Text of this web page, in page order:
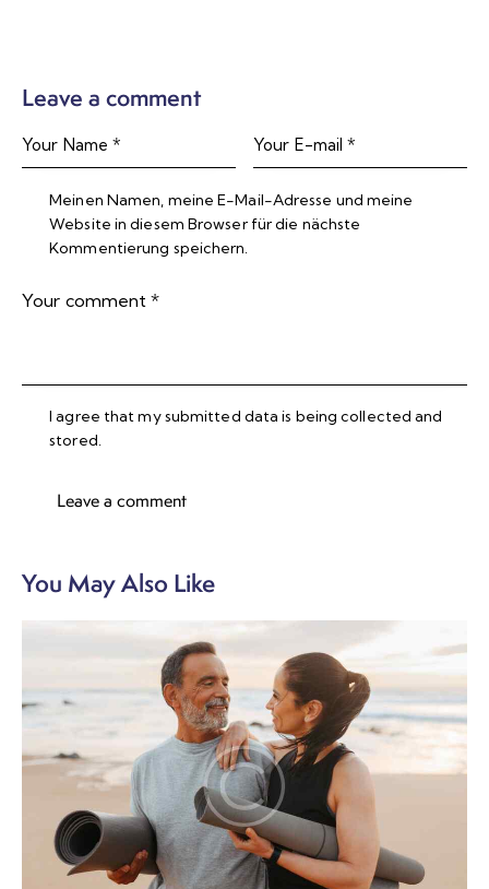
Leave a comment
Meinen Namen, meine E-Mail-Adresse und meine
Website in diesem Browser für die nächste
Kommentierung speichern.
I agree that my submitted data is being collected and
stored.
You May Also Like